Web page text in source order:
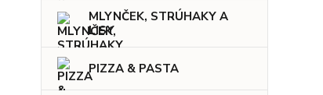
MLYNČEK, STRÚHAKY A
LISY
PIZZA & PASTA